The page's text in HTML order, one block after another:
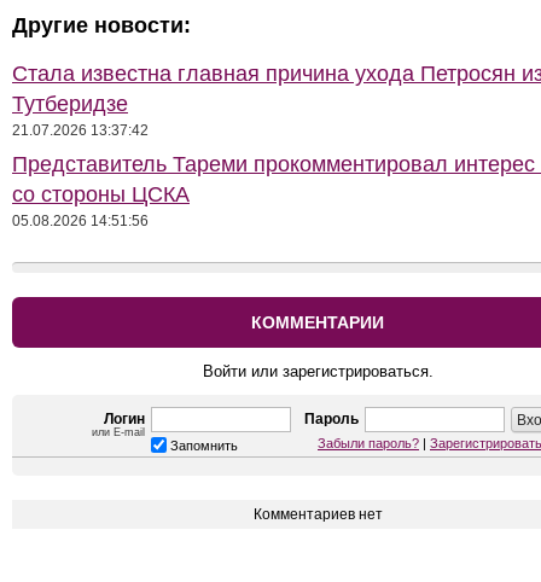
Другие новости:
Стала известна главная причина ухода Петросян
Тутберидзе
21.07.2026 13:37:42
Представитель Тареми прокомментировал интерес
со стороны ЦСКА
05.08.2026 14:51:56
КОММЕНТАРИИ
Войти или зарегистрироваться.
Логин
или E-mail
Пароль
Запомнить Забыли пароль? |
Комментариев нет